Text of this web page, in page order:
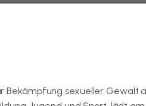
sexueller Gewalt